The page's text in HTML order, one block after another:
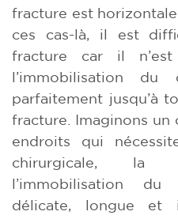
fracture est
ces cas-là, il est
fracture car il
l’immobilisation du
parfaitement jusqu’à
fracture. Imaginons un
endroits qui
chirurgicale, la
l’immobilisation
délicate, longue et